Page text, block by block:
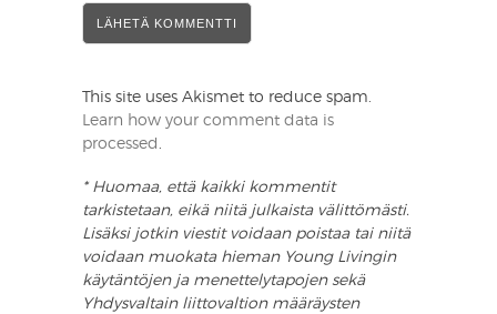
This site uses Akismet to reduce spam.
Learn how your comment data is
processed .
* Huomaa, että kaikki kommentit
tarkistetaan, eikä niitä julkaista välittömästi.
Lisäksi jotkin viestit voidaan poistaa tai niitä
voidaan muokata hieman Young Livingin
käytäntöjen ja menettelytapojen sekä
Yhdysvaltain liittovaltion määräysten